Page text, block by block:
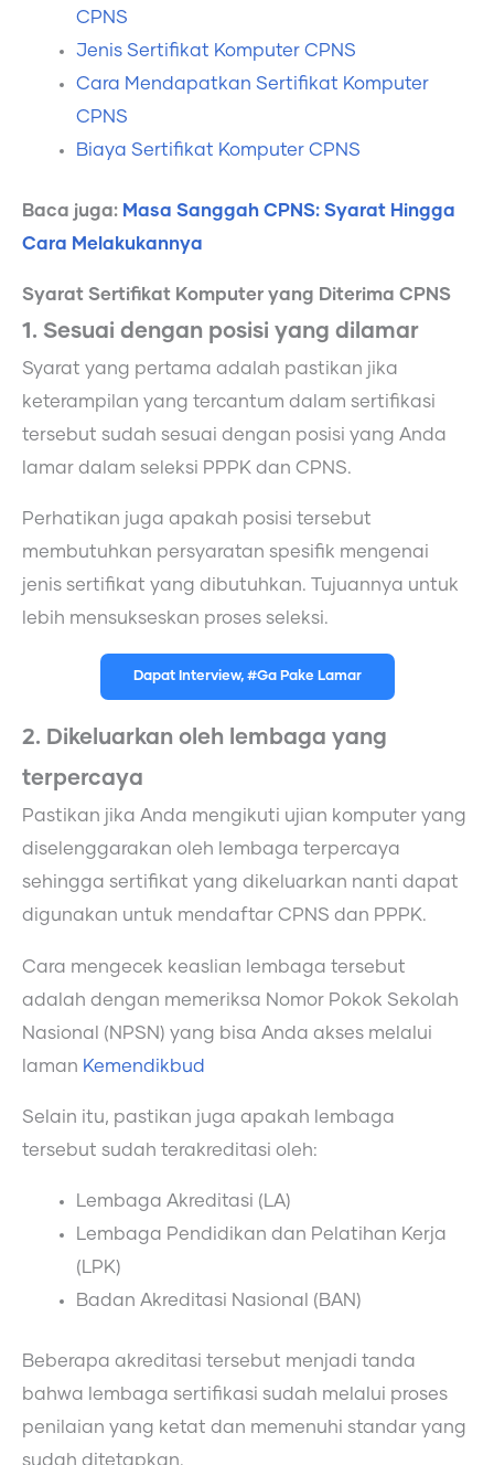
CPNS
Jenis Sertifikat Komputer CPNS
Cara Mendapatkan Sertifikat Komputer
CPNS
Biaya Sertifikat Komputer CPNS
Baca juga: Masa Sanggah CPNS: Syarat Hingga
Cara Melakukannya
Syarat Sertifikat Komputer yang Diterima CPNS
1. Sesuai dengan posisi yang dilamar
Syarat yang pertama adalah pastikan jika
keterampilan yang tercantum dalam sertifikasi
tersebut sudah sesuai dengan posisi yang Anda
lamar dalam seleksi PPPK dan CPNS.
Perhatikan juga apakah posisi tersebut
membutuhkan persyaratan spesifik mengenai
jenis sertifikat yang dibutuhkan. Tujuannya untuk
lebih mensukseskan proses seleksi.
Dapat Interview, #Ga Pake Lamar
2. Dikeluarkan oleh lembaga yang
terpercaya
Pastikan jika Anda mengikuti ujian komputer yang
diselenggarakan oleh lembaga terpercaya
sehingga sertifikat yang dikeluarkan nanti dapat
digunakan untuk mendaftar CPNS dan PPPK.
Cara mengecek keaslian lembaga tersebut
adalah dengan memeriksa Nomor Pokok Sekolah
Nasional (NPSN) yang bisa Anda akses melalui
laman Kemendikbud
Selain itu, pastikan juga apakah lembaga
tersebut sudah terakreditasi oleh:
Lembaga Akreditasi (LA)
Lembaga Pendidikan dan Pelatihan Kerja
(LPK)
Badan Akreditasi Nasional (BAN)
Beberapa akreditasi tersebut menjadi tanda
bahwa lembaga sertifikasi sudah melalui proses
penilaian yang ketat dan memenuhi standar yang
sudah ditetapkan.